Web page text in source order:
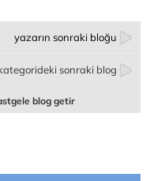
yazarın sonraki bloğu
sonraki blog
blog getir